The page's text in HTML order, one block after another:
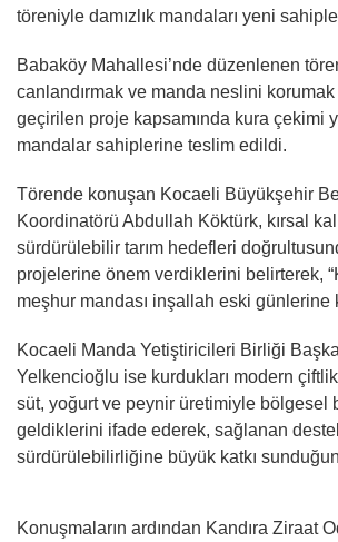
töreniyle damızlık mandaları yeni
Babaköy Mahallesi’nde düzenlenen
canlandırmak ve manda neslini korumak
geçirilen proje kapsamında kura çekimi
mandalar sahiplerine teslim edildi.
Törende konuşan Kocaeli Büyükşehir
Koordinatörü Abdullah Köktürk, kırsal
sürdürülebilir tarım hedefleri
projelerine önem verdiklerini belirterek,
meşhur mandası inşallah eski günlerine
Kocaeli Manda Yetiştiricileri Birliği
Yelkencioğlu ise kurdukları modern
süt, yoğurt ve peynir üretimiyle bölgesel
geldiklerini ifade ederek, sağlanan
sürdürülebilirliğine büyük katkı
Konuşmaların ardından Kandıra Ziraat